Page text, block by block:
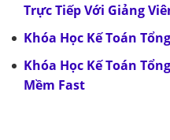
Trực Tiếp Với Giảng
Khóa Học Kế Toán
Khóa Học Kế Toán
Mềm Fast